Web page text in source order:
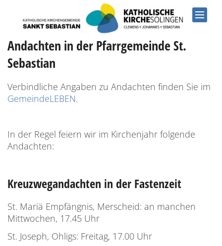
Andachten in der Pfarrgemeinde St.
Sebastian
Verbindliche Angaben zu Andachten finden Sie im
GemeindeLEBEN.
In der Regel feiern wir im Kirchenjahr folgende
Andachten:
Kreuzwegandachten in der Fastenzeit
St. Mariä Empfängnis, Merscheid: an manchen
Mittwochen, 17.45 Uhr
St. Joseph, Ohligs: Freitag, 17.00 Uhr